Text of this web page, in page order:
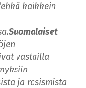
kaikkein
Suomalaiset
vastailla
ja rasismista